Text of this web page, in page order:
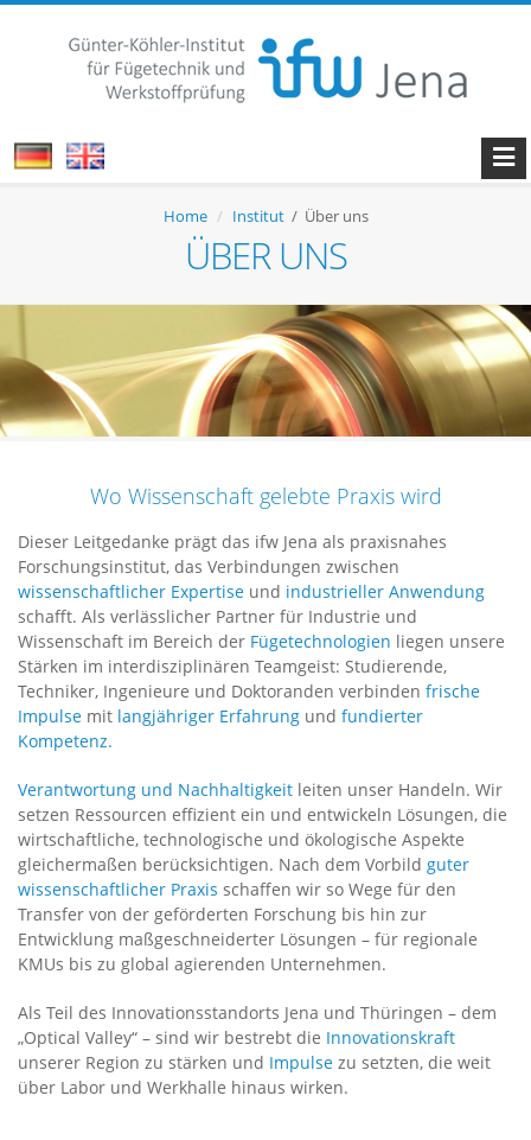
Home Institut/ Über uns
ÜBER UNS
Wo Wissenschaft gelebte Praxis wird
Dieser Leitgedanke prägt das ifw Jena als praxisnahes
Forschungsinstitut, das Verbindungen zwischen
wissenschaftlicher Expertise und industrieller Anwendung
schafft. Als verlässlicher Partner für Industrie und
Wissenschaft im Bereich der Fügetechnologien liegen unsere
Stärken im interdisziplinären Teamgeist: Studierende,
Techniker, Ingenieure und Doktoranden verbinden frische
Impulse mit langjähriger Erfahrung und fundierter
Kompetenz.
Verantwortung und Nachhaltigkeit leiten unser Handeln. Wir
setzen Ressourcen effizient ein und entwickeln Lösungen, die
wirtschaftliche, technologische und ökologische Aspekte
gleichermaßen berücksichtigen. Nach dem Vorbild guter
wissenschaftlicher Praxis schaffen wir so Wege für den
Transfer von der geförderten Forschung bis hin zur
Entwicklung maßgeschneiderter Lösungen – für regionale
KMUs bis zu global agierenden Unternehmen.
Als Teil des Innovationsstandorts Jena und Thüringen – dem
„Optical Valley“ – sind wir bestrebt die Innovationskraft
unserer Region zu stärken und Impulse zu setzten, die weit
über Labor und Werkhalle hinaus wirken.